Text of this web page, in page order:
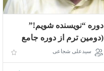
دوره “نویسنده شویم!”
(دومین ترم از دوره جامع
نویسندگی – حضوری و
آنلاین)
سیدعلی شجاعی